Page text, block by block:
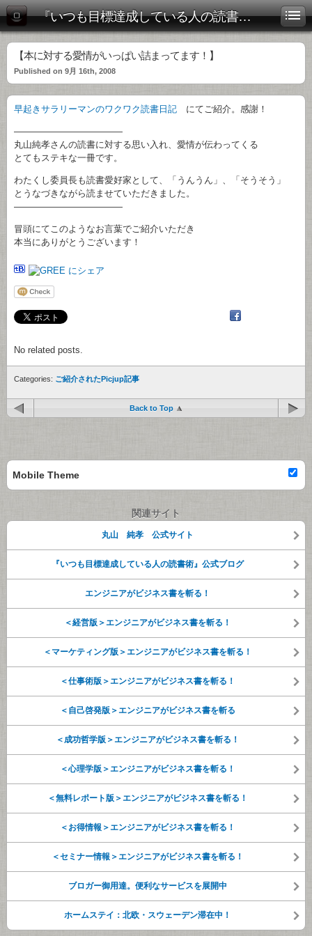
『いつも目標達成している人の読書術』公式ブログ
【本に対する愛情がいっぱい詰まってます！】
Published on 9月 16th, 2008
早起きサラリーマンのワクワク読書日記 にてご紹介。感謝！
————————————
丸山純孝さんの読書に対する思い入れ、愛情が伝わってくる
とてもステキな一冊です。
わたくし委員長も読書愛好家として、「うんうん」、「そうそう」
とうなづきながら読ませていただきました。
————————————
冒頭にてこのようなお言葉でご紹介いただき
本当にありがとうございます！
No related posts.
Categories: ご紹介されたPicjup記事
Back to Top
Mobile Theme
関連サイト
丸山 純孝 公式サイト
『いつも目標達成している人の読書術』公式ブログ
エンジニアがビジネス書を斬る！
＜経営版＞エンジニアがビジネス書を斬る！
＜マーケティング版＞エンジニアがビジネス書を斬る！
＜仕事術版＞エンジニアがビジネス書を斬る！
＜自己啓発版＞エンジニアがビジネス書を斬る
＜成功哲学版＞エンジニアがビジネス書を斬る！
＜心理学版＞エンジニアがビジネス書を斬る！
＜無料レポート版＞エンジニアがビジネス書を斬る！
＜お得情報＞エンジニアがビジネス書を斬る！
＜セミナー情報＞エンジニアがビジネス書を斬る！
ブロガー御用達。便利なサービスを展開中
ホームステイ：北欧・スウェーデン滞在中！